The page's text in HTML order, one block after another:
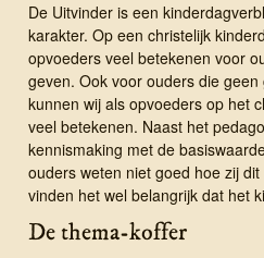
De Uitvinder is een
karakter. Op een christelijk
opvoeders veel betekenen voor
geven. Ook voor ouders die
kunnen wij als opvoeders op het
veel betekenen. Naast het
kennismaking met de
ouders weten niet goed hoe zij
vinden het wel belangrijk dat het
De thema-koffer